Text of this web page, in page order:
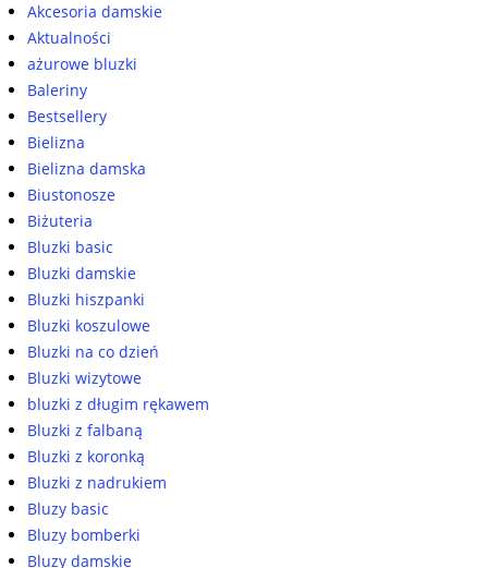
Akcesoria damskie
Aktualności
ażurowe bluzki
Baleriny
Bestsellery
Bielizna
Bielizna damska
Biustonosze
Biżuteria
Bluzki basic
Bluzki damskie
Bluzki hiszpanki
Bluzki koszulowe
Bluzki na co dzień
Bluzki wizytowe
bluzki z długim rękawem
Bluzki z falbaną
Bluzki z koronką
Bluzki z nadrukiem
Bluzy basic
Bluzy bomberki
Bluzy damskie